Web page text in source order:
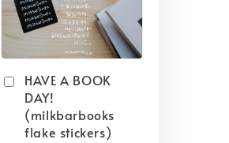
HAVE A BOOK
DAY!
(milkbarbooks
flake stickers)